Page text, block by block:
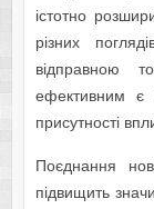
істотно
різних
відправною
ефективним є
присутності
Поєднання
підвищить